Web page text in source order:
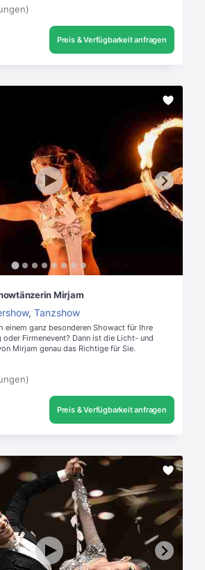
Preis & Verfügbarkeit anfragen
Mirjam
, Tanzshow
einem ganz besonderen Showact für Ihre
Firmenevent? Dann ist die Licht- und
Mirjam genau das Richtige für Sie.
Preis & Verfügbarkeit anfragen